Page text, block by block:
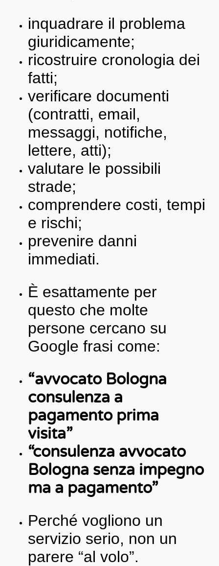
inquadrare il problema
giuridicamente;
ricostruire cronologia dei
fatti;
verificare documenti
(contratti, email,
messaggi, notifiche,
lettere, atti);
valutare le possibili
strade;
comprendere costi, tempi
e rischi;
prevenire danni
immediati.
È esattamente per
questo che molte
persone cercano su
Google frasi come:
“avvocato Bologna
consulenza a
pagamento prima
visita”
“consulenza avvocato
Bologna senza impegno
ma a pagamento”
Perché vogliono un
servizio serio, non un
parere “al volo”.